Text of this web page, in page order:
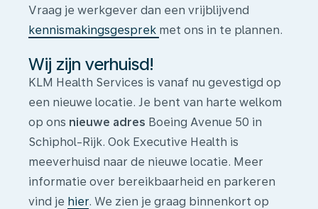
Vraag je werkgever dan een vrijblijvend
kennismakingsgesprek met ons in te plannen.
Wij zijn verhuisd!
KLM Health Services is vanaf nu gevestigd op
een nieuwe locatie. Je bent van harte welkom
op ons nieuwe adres Boeing Avenue 50 in
Schiphol-Rijk. Ook Executive Health is
meeverhuisd naar de nieuwe locatie. Meer
informatie over bereikbaarheid en parkeren
vind je hier. We zien je graag binnenkort op